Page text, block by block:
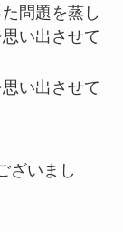
問題を蒸し
い出させて
い出させて
ざいまし